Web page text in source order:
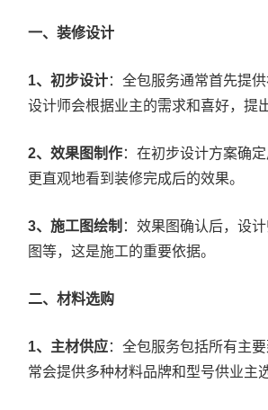
一、装修设计
1、初步设计：全包服务通常首先提
设计师会根据业主的需求和喜好，提
2、效果图制作：在初步设计方案确
更直观地看到装修完成后的效果。
3、施工图绘制 ：效果图确认后，设
图等，这是施工的重要依据。
二、材料选购
1、主材供应：全包服务包括所有主
常会提供多种材料品牌和型号供业主